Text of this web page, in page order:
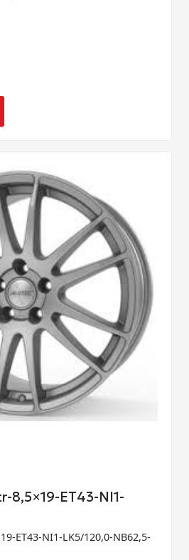
8,5×19-ET43-NI1-
ET43-NI1-LK5/120,0-NB62,5-